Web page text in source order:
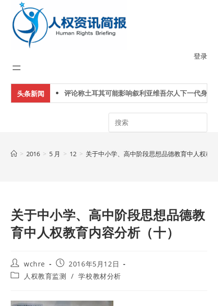
content
登录
头条新闻 评论称土耳其可能影响叙利亚维吾尔人下一代身份认
Search
> 2016 > 5 月 > 12 > 关于中小学、高中阶段思想品德教育中人权教
关于中小学、高中阶段思想品德教
育中人权教育内容分析（十）
Post
author:
wchre
Post
published:
2016年5月12日
Post 人权教育监测 / 学校教材分析